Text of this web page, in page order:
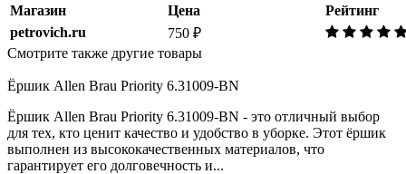
Магазин
Цена
Рейтинг
petrovich.ru
750 ₽
Смотрите также другие товары
Ёршик Allen Brau Priority 6.31009-BN
Ёршик Allen Brau Priority 6.31009-BN - это отличный выбор
для тех, кто ценит качество и удобство в уборке. Этот ёршик
выполнен из высококачественных материалов, что
гарантирует его долговечность и...